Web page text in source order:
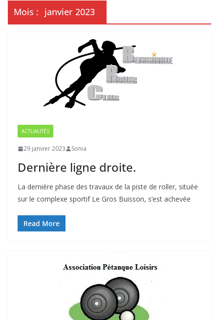
Mois : janvier 2023
ACTUALITÉS
29 janvier 2023 Sonia
Dernière ligne droite.
La dernière phase des travaux de la piste de roller, située
sur le complexe sportif Le Gros Buisson, s’est achevée
Read More